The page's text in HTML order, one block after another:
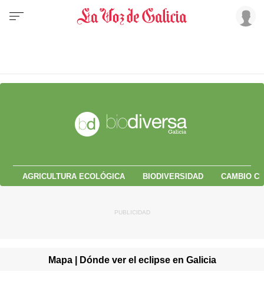
AGRICULTURA ECOLÓGICA BIODIVERSIDAD CAMBIO
Mapa | Dónde ver el eclipse en Galicia